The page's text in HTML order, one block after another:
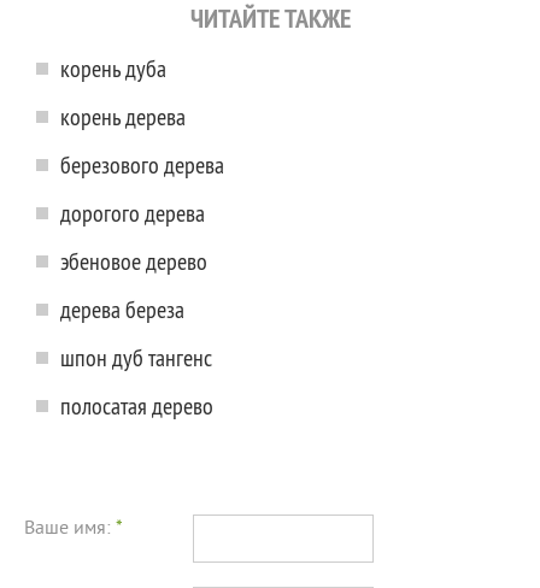
ЧИТАЙТЕ ТАКЖЕ
корень дуба
корень дерева
березового дерева
дорогого дерева
эбеновое дерево
дерева береза
шпон дуб тангенс
полосатая дерево
Ваше имя: *